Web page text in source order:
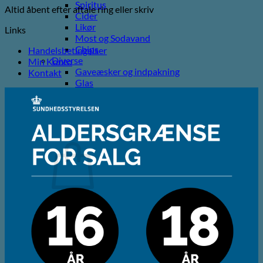
Spiritus
Cider
Likør
Most og Sodavand
Chips
Diverse
Gaveæsker og indpakning
Glas
Om ØL2GO
Kurv /0,00kr.
Ingen varer i kurven.
Tilbage til shoppen
Kasse+
Altid åbent efter aftale ring eller skriv
Links
Handelsbetingelser
Min Konto
Kontakt